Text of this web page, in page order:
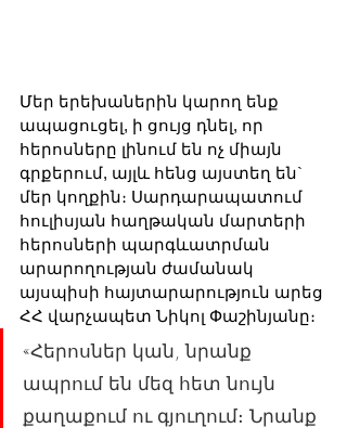
Մեր երեխաներին կարող ենք
ապացուցել, ի ցույց դնել, որ
հերոսները լինում են ոչ միայն
գրքերում, այլև հենց այստեղ են`
մեր կողքին։ Սարդարապատում
հուլիսյան հաղթական մարտերի
հերոսների պարգևատրման
արարողության ժամանակ
այսպիսի հայտարարություն արեց
ՀՀ վարչապետ Նիկոլ Փաշինյանը։
«Հերոսներ կան, նրանք
ապրում են մեզ հետ նույն
քաղաքում ու գյուղում։ Նրանք